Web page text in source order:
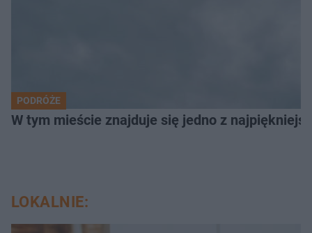
PODRÓŻE
W tym mieście znajduje się jedno z
LOKALNIE: